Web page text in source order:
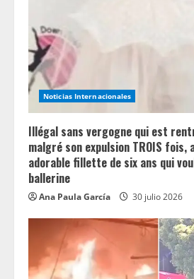
Noticias Internacionales
Illégal sans vergogne qui est
malgré son expulsion TROIS fois,
adorable fillette de six ans qui
ballerine
Ana Paula García 30 julio 2026